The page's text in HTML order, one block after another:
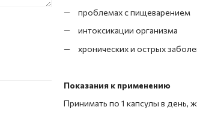
проблемах с пищеварением
интоксикации организма
хронических и острых
Показания к применению
Принимать по 1 капсулы в день,